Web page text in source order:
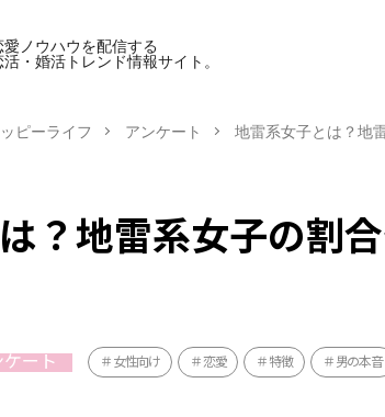
愛ノウハウを配信する
活・婚活トレンド情報サイト。
ピーライフ アンケート 地雷系女子とは？地
？地雷系女子の割
ケート 女性向け 恋愛 特徴 男の本音